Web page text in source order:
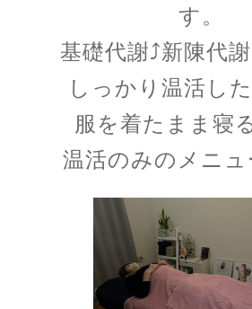
す。
基礎代謝⤴︎新陳代
しっかり温活し
服を着たまま寝
温活のみのメニュ